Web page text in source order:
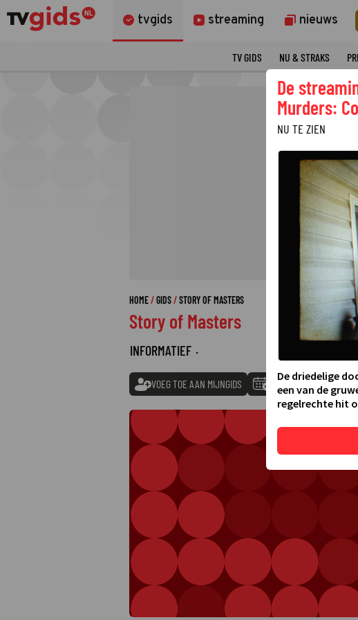
tvgids streaming nieuws
TV GIDS NU & STRAKS
HOME GIDS STORY OF MASTERS
Story of Masters
INFORMATIEF ·
VOEG TOE AAN MIJNGIDS TOEVOEGEN AAN
De
Murders:
NU TE ZIEN
De driedelige
een van de
regelrechte hit